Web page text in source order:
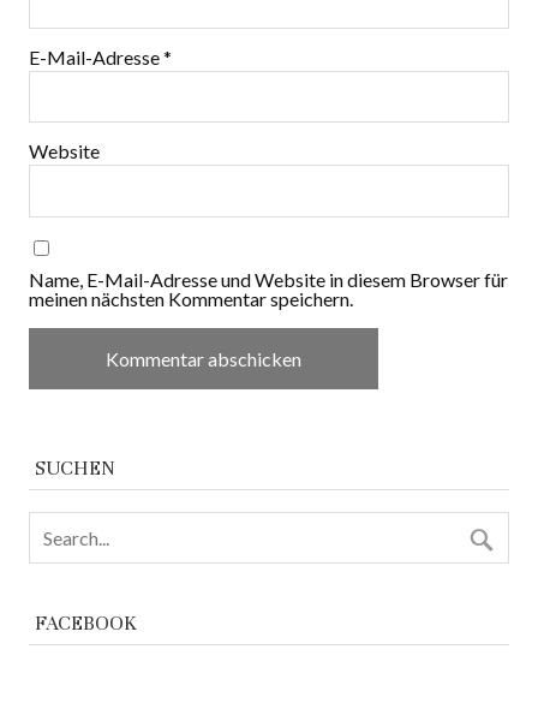
E-Mail-Adresse*
Website
Name, E-Mail-Adresse und Website in diesem Browser für
meinen nächsten Kommentar speichern.
SUCHEN
FACEBOOK